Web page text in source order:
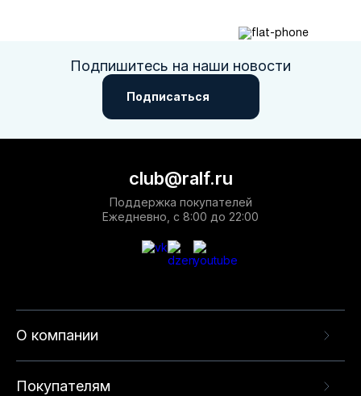
Подпишитесь на наши новости
Подписаться
О компании
Покупателям
club@ralf.ru
Поддержка покупателей
Ежедневно, с 8:00 до 22:00